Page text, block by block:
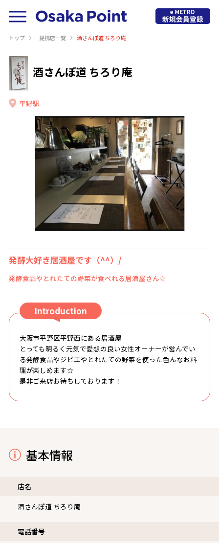
トップ 提携店⼀覧 酒さんぽ道 ちろり庵
酒さんぽ道 ちろり庵
平野駅
発酵大好き居酒屋です（^^）/
発酵食品やとれたての野菜が食べれる居酒屋さん☆
Introduction
大阪市平野区平野西にある居酒屋
とっても明るく元気で愛想の良い女性オーナーが営んでい
る発酵食品やジビエやとれたての野菜を使った色んなお料
理が楽しめます☆
是非ご来店お待ちしております！
基本情報
店名
酒さんぽ道 ちろり庵
電話番号